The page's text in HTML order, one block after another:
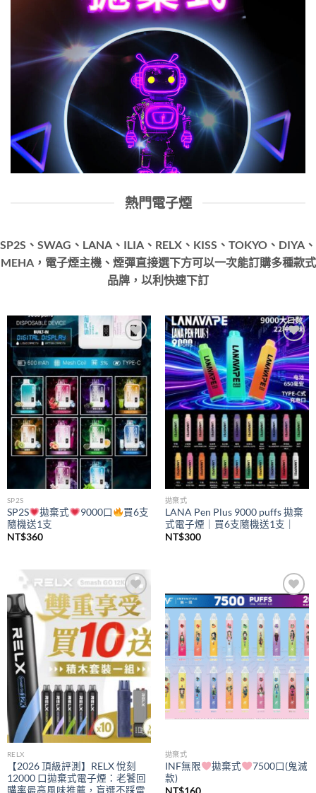
熱門電子煙
SP2S、SWAG、LANA、ILIA、RELX、KISS、TOKYO、DIYA、
MEHA，電子煙主機、煙彈直接選下方可以一次能訂購多種款式
品牌，以利快速下訂
Add to
wishlist
SP2S
SP2S 拋棄式 9000口
買6支
隨機送1支
NT$360
Add to
wishlist
拋棄式
LANA Pen Plus 9000 puffs 拋棄
式電子煙｜買6支隨機送1支｜
NT$300
Add to
wishlist
RELX
【2026 頂級評測】RELX 悅刻
12000 口拋棄式電子煙：老饕回
購率最高風味推薦，盲選不踩雷
wishlist
拋棄式
INF無限 拋棄式
7500口(鬼滅
款)